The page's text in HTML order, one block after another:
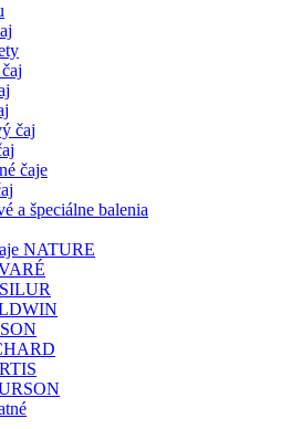
čaj
čaje
a špeciálne balenia
NATURE